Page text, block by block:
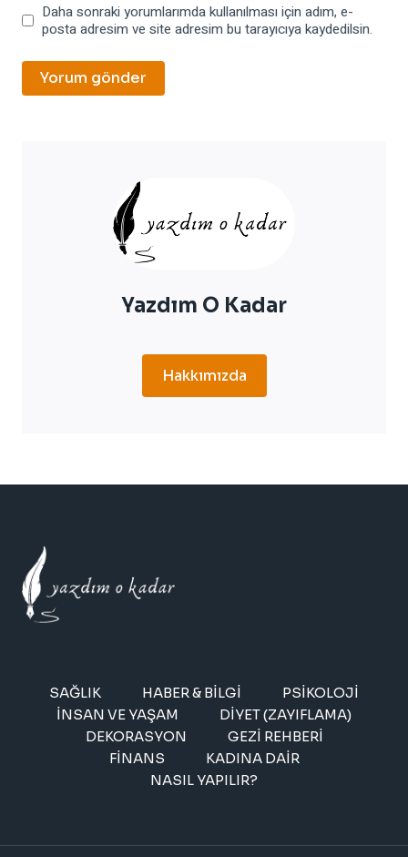
Daha sonraki yorumlarımda kullanılması için adım, e-
posta adresim ve site adresim bu tarayıcıya kaydedilsin.
Yazdım O Kadar
Hakkımızda
SAĞLIK HABER & BILGI
PSIKOLOJI
İNSAN VE YAŞAM
DIYET (ZAYIFLAMA)
DEKORASYON
GEZI REHBERI
FINANS
KADINA DAIR
NASIL YAPILIR?